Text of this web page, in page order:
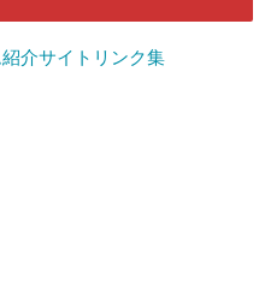
介サイトリンク集